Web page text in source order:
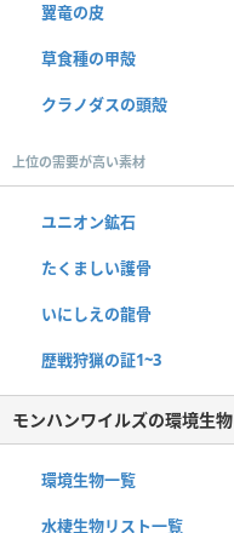
翼竜の皮
草食種の甲殻
クラノダスの頭殻
上位の需要が高い素材
ユニオン鉱石
たくましい護骨
いにしえの龍骨
歴戦狩猟の証1~3
モンハンワイルズの環境生物
環境生物一覧
水棲生物リスト一覧